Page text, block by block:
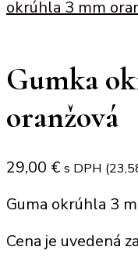
okrúhla 3 mm
Gumka
oranžová
29,00 € s DPH (
Guma okrúhla 3
Cena je uvedená